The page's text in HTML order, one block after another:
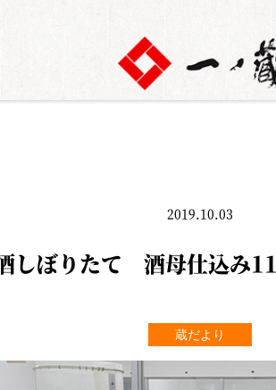
2019.10.03
しぼりたて 酒母仕込み11
蔵だより